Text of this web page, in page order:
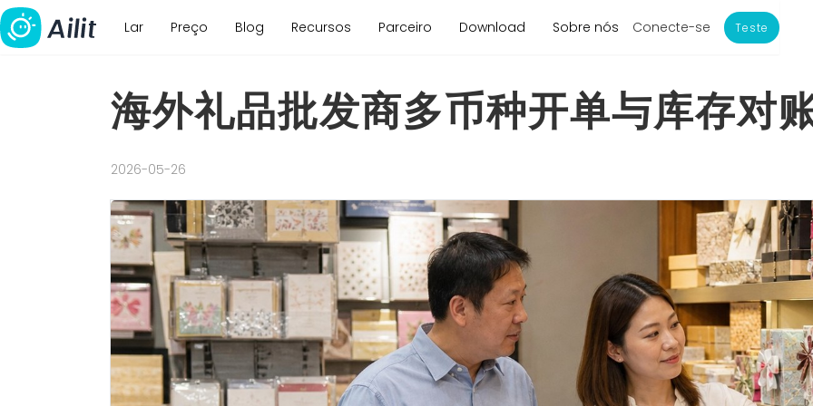
Lar Preço Blog Recursos Parceiro Download Sobre nós Conecte-se Teste
海外礼品批发商多币种开单与库存对
2026-05-26